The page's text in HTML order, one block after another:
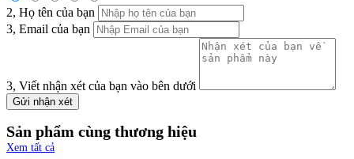
2, Họ tên của bạn
3, Email của bạn
3, Viết nhận xét của bạn vào bên dưới
Gửi nhận xét
Sản phẩm cùng thương hiệu
Xem tất cả